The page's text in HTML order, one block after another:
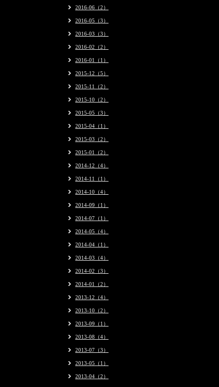
2016-06（2）
2016-05（3）
2016-03（3）
2016-02（2）
2016-01（1）
2015-12（5）
2015-11（2）
2015-10（2）
2015-05（3）
2015-04（1）
2015-03（2）
2015-01（2）
2014-12（4）
2014-11（1）
2014-10（4）
2014-09（1）
2014-07（1）
2014-05（4）
2014-04（1）
2014-03（4）
2014-02（3）
2014-01（2）
2013-12（4）
2013-10（2）
2013-09（1）
2013-08（4）
2013-07（3）
2013-05（1）
2013-04（2）